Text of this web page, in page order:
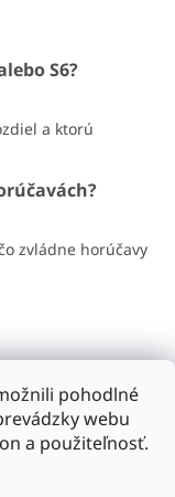
pohodlné
webu
a použiteľnosť.
S6?
a ktorú
zvládne horúčavy